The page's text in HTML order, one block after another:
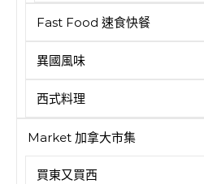
Fast Food 速食快餐
異國風味
西式料理
Market 加拿大市集
買東又買西